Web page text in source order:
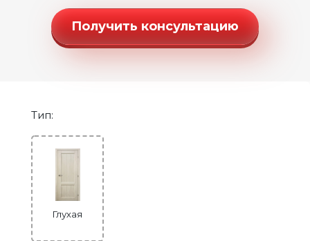
Двери Экошпон. Серия «Ульяновск»
Двери Экошпон. Серия «Юник»
Раздвижные двери «Гармошка»
РАСПРОДАЖА
Получить консультацию
Тип:
Глухая